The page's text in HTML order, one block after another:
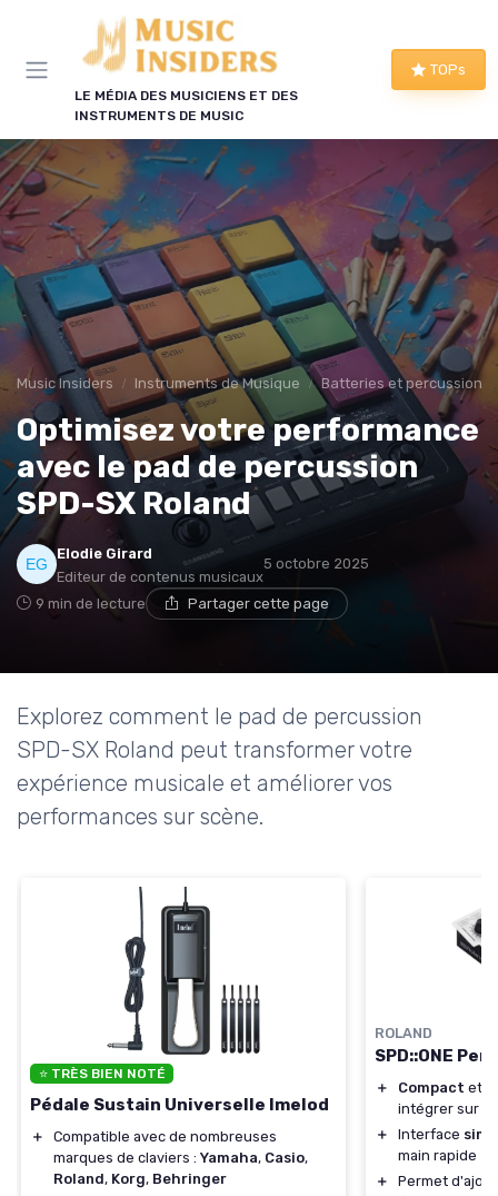
LE MÉDIA DES MUSICIENS ET DES
INSTRUMENTS DE MUSIC
TOPs
Music Insiders Instruments de Musique Batteries et percussions
Optimisez votre performance
avec le pad de percussion
SPD-SX Roland
Elodie Girard
Editeur de contenus musicaux
5 octobre 2025
9 min de lecture Partager cette page
Explorez comment le pad de percussion
SPD-SX Roland peut transformer votre
expérience musicale et améliorer vos
performances sur scène.
⭐ TRÈS BIEN NOTÉ
Pédale Sustain Universelle Imelod
＋
Compatible avec de nombreuses
marques de claviers : Yamaha, Casio,
Roland, Korg, Behringer
ROLAND
SPD::ONE
＋ Compact et
intégrer sur
＋
Interface
main rapide
＋
Permet
Panneau de gestion des cookies